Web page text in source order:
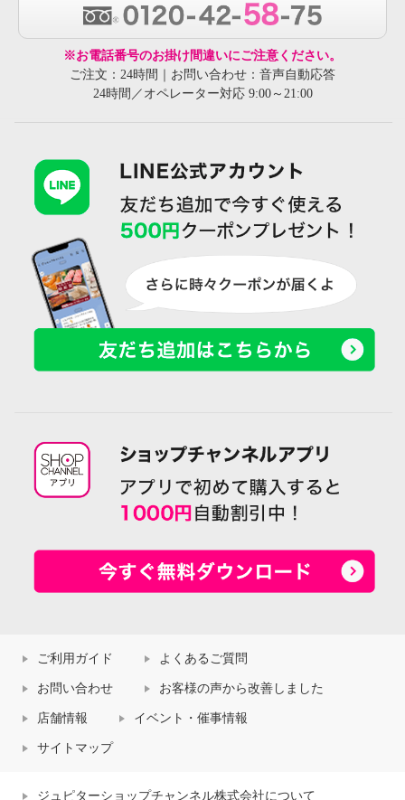
※お電話番号のお掛け間違いにご注意ください。
ご注文：24時間｜お問い合わせ：音声自動応答
24時間／オペレーター対応 9:00～21:00
ご利用ガイド よくあるご質問
お問い合わせ お客様の声から改善しました
店舗情報 イベント・催事情報
サイトマップ
ジュピターショップチャンネル株式会社について